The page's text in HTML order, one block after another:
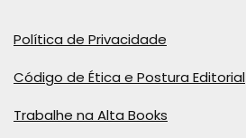
Política de Privacidade
Código de Ética e Postura Editorial
Trabalhe na Alta Books